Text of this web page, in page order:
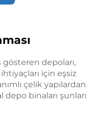
depoları,
için eşsiz
çelik yapılardan
binaları şunları